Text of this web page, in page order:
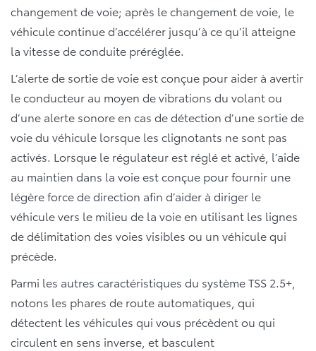
changement de voie; après le changement de voie, le
véhicule continue d’accélérer jusqu’à ce qu’il atteigne
la vitesse de conduite préréglée.
L’alerte de sortie de voie est conçue pour aider à avertir
le conducteur au moyen de vibrations du volant ou
d’une alerte sonore en cas de détection d’une sortie de
voie du véhicule lorsque les clignotants ne sont pas
activés. Lorsque le régulateur est réglé et activé, l’aide
au maintien dans la voie est conçue pour fournir une
légère force de direction afin d’aider à diriger le
véhicule vers le milieu de la voie en utilisant les lignes
de délimitation des voies visibles ou un véhicule qui
précède.
Parmi les autres caractéristiques du système TSS 2.5+,
notons les phares de route automatiques, qui
détectent les véhicules qui vous précèdent ou qui
circulent en sens inverse, et basculent